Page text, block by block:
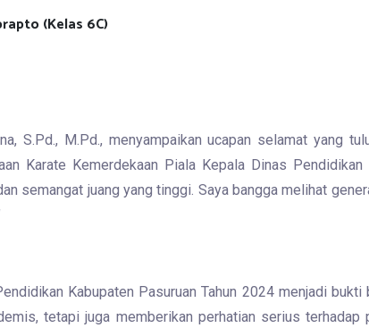
(Kelas 6C)
S.Pd., M.Pd., menyampaikan ucapan selamat yang
Karate Kemerdekaan Piala Kepala Dinas
semangat juang yang tinggi. Saya bangga melihat
Kabupaten Pasuruan Tahun 2024 menjadi
tetapi juga memberikan perhatian serius